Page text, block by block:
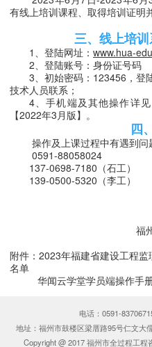
有线上培训课程、取得培训证明
三、线上培
1、登陆网址： www.hua-
2、登陆账号：身份证号码
3、初始密码： 123456，登
技术人员联系；
4、手机端及其他操作详
【2022年3月版】。
四
操作及上课过程中有遇到问
0591-88058024
137-0698-7180（石工）
139-0500-5320（李工）
福州市全过程
附件： 2023年福建省建设工程
名单
华闻云学堂学员端操作手
电话：0591-
地址：福州市鼓楼区梁厝路95号仁文大
Copyright @ 2017 福州市全过程工程